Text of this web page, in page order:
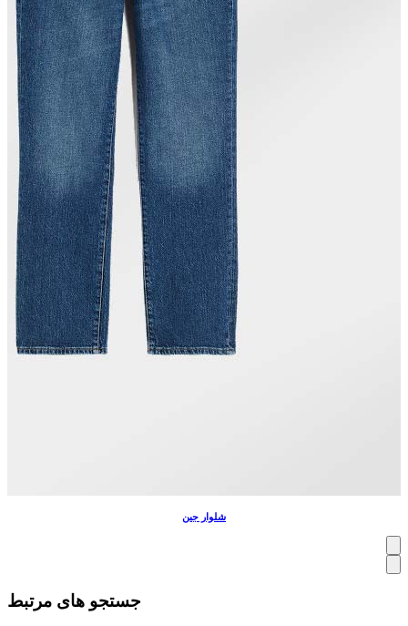
شلوار جین
جستجو های مرتبط